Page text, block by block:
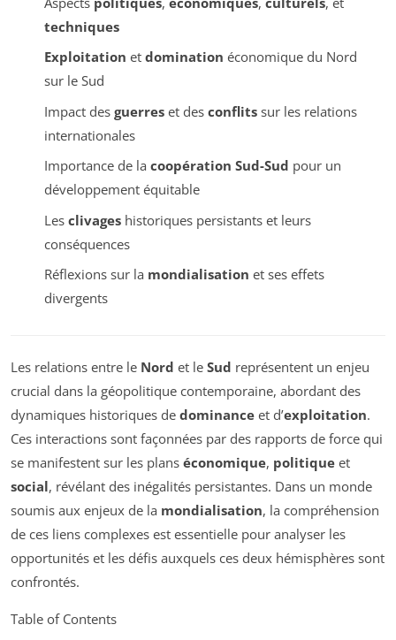
techniques
Exploitation et domination économique du Nord
sur le Sud
Impact des guerreset des conflitssur les relations
internationales
Importance de la coopération Sud-Sud pour un
développement équitable
Les clivageshistoriques persistants et leurs
conséquences
Réflexions sur la mondialisation et ses effets
divergents
Les relations entre le Nord et le Sud représentent un enjeu
crucial dans la géopolitique contemporaine, abordant des
dynamiques historiques de dominance et d’exploitation.
Ces interactions sont façonnées par des rapports de force qui
se manifestent sur les plans économique, politique et
social, révélant des inégalités persistantes. Dans un monde
soumis aux enjeux de la mondialisation, la compréhension
de ces liens complexes est essentielle pour analyser les
opportunités et les défis auxquels ces deux hémisphères sont
confrontés.
Table of Contents